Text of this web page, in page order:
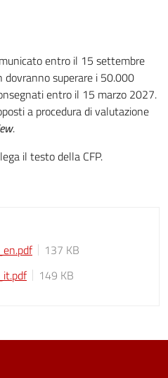
entro il 15 settembre
superare i 50.000
entro il 15 marzo 2027.
a procedura di valutazione
.
il testo della CFP.
137 KB
149 KB